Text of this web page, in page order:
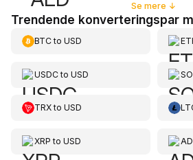
Se mere ↓
Trendende konverteringspar
BTCto USD
USDCto USD
TRXto USD
XRP to USD